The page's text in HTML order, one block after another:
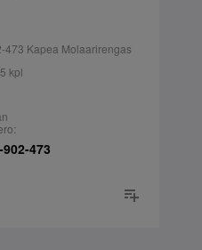
Kapea Molaarirengas
kpl
473